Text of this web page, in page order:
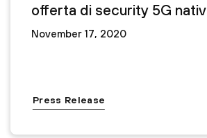
offerta di security 5G
November 17, 2020
Press Release